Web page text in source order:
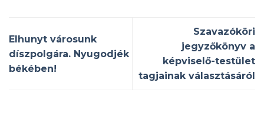
Elhunyt városunk
díszpolgára. Nyugodjék
békében!
Szavazóköri
jegyzőkönyv a
képviselő-testület
tagjainak választásáról